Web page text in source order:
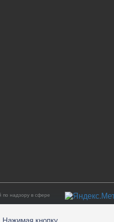
надзору в сфере
Нажимая кнопку